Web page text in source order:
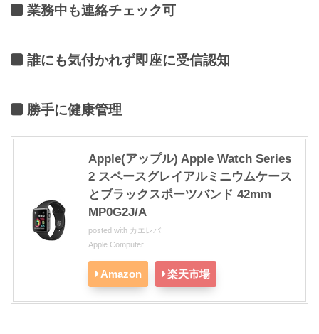
業務中も連絡チェック可
誰にも気付かれず即座に受信認知
勝手に健康管理
Apple(アップル) Apple Watch Series
2 スペースグレイアルミニウムケース
とブラックスポーツバンド 42mm
MP0G2J/A
posted with カエレバ
Apple Computer
Amazon 楽天市場